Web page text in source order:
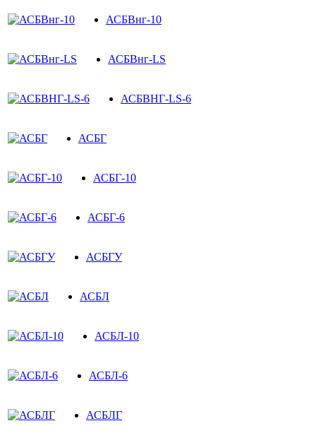
АСБВнг-10
АСБВнг-LS
АСБВНГ-LS-6
АСБГ
АСБГ-10
АСБГ-6
АСБГУ
АСБЛ
АСБЛ-10
АСБЛ-6
АСБЛГ